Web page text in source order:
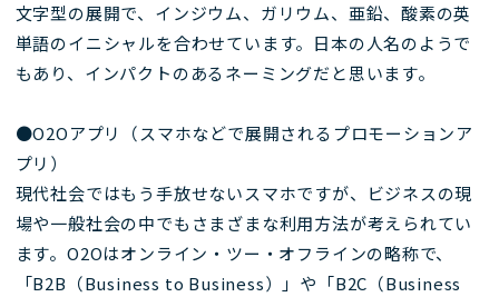
文字型の展開で、インジウム、ガリウム、亜鉛、酸素の英
単語のイニシャルを合わせています。日本の人名のようで
もあり、インパクトのあるネーミングだと思います。
●O2Oアプリ（スマホなどで展開されるプロモーションア
プリ）
現代社会ではもう手放せないスマホですが、ビジネスの現
場や一般社会の中でもさまざまな利用方法が考えられてい
ます。O2Oはオンライン・ツー・オフラインの略称で、
「B2B（Business to Business）」や「B2C（Business